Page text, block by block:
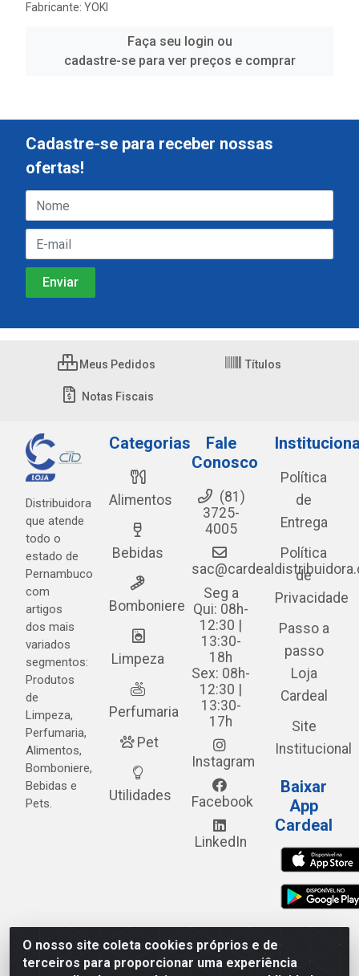
Fabricante: YOKI
Faça seu login ou
cadastre-se para ver preços e comprar
O nosso site coleta cookies próprios e de
terceiros para proporcionar uma experiência
Cadastre-se para receber nossas
ofertas!
Meus Pedidos Títulos
Notas Fiscais
Distribuidora
que atende
todo o
estado de
Pernambuco
com
artigos
dos mais
variados
segmentos:
Produtos
de
Limpeza,
Perfumaria,
Alimentos,
Bomboniere,
Bebidas e
Pets.
Categorias
Alimentos
Bebidas
Bomboniere
Limpeza
Perfumaria
Pet
Utilidades
Fale
Conosco
(81)
3725-
4005
Seg a
Qui: 08h-
12:30 |
13:30-
18h
Sex: 08h-
12:30 |
13:30-
17h
Instagram
Facebook
LinkedIn
Política
de
Entrega
Política
de
Privacidade
Passo a
passo
Loja
Cardeal
Site
Institucional
Baixar
App
Cardeal
Cardeal Distribuidora - Estrada Alto do Moura, 582 - Alto
do Moura - Caruaru/PE - CEP 55.040-120 - CNPJ